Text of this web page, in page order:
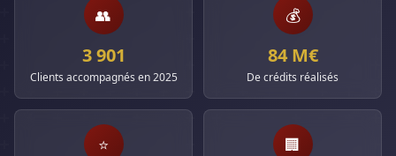
👥
3 901
Clients accompagnés en 2025
💰
84 M€
De crédits réalisés
⭐ 🏢